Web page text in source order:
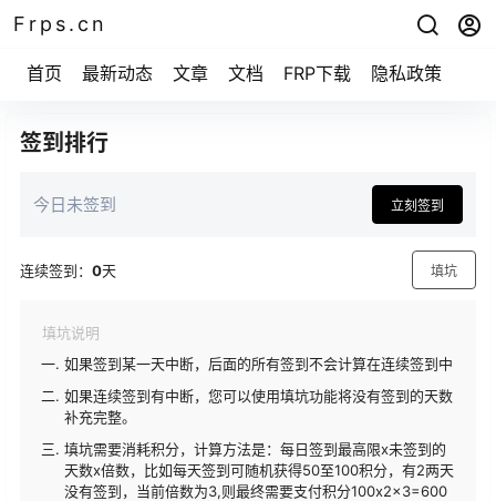
Frps.cn
首页 最新动态 文章 文档 FRP下载 隐私政策
签到排行
今日未签到 立刻签到
连续签到： 0天 填坑
填坑说明
如果签到某一天中断，后面的所有签到不会计算在连续签到中
如果连续签到有中断，您可以使用填坑功能将没有签到的天数
补充完整。
填坑需要消耗积分，计算方法是：每日签到最高限x未签到的
天数x倍数，比如每天签到可随机获得50至100积分，有2两天
没有签到，当前倍数为3,则最终需要支付积分100x2x3=600